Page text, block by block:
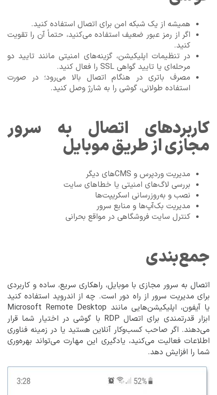
همیشه از یک شبکه امن برای اتصال استفاده کنید.
اگر از رمز عبور ضعیف استفاده می‌کنید، حتماً آن را تقویت
کنید.
در تنظیمات اپلیکیشن، گزینه‌های امنیتی مانند تایید دو
مرحله‌ای یا تایید گواهی SSL را فعال کنید.
مصرف باتری در هنگام اتصال بالا می‌رود؛ در صورت
استفاده طولانی، گوشی را به شارژ وصل کنید.
کاربردهای اتصال به سرور
مجازی از طریق موبایل
مدیریت وردپرس و CMSهای دیگر
بررسی لاگ‌های امنیتی یا خطاهای سایت
نصب و به‌روزرسانی اسکریپت‌ها
مدیریت بک‌آپ‌ها و منابع سرور
کنترل سایت فروشگاهی در مواقع بحرانی
جمع‌بندی
اتصال به سرور مجازی با موبایل، راهکاری سریع، ساده و کاربردی
برای مدیریت سرور از راه دور است. چه از اندروید استفاده کنید
یا آیفون، اپلیکیشن‌هایی مانند Microsoft Remote Desktop
ابزار قدرتمندی برای اتصال RDP با گوشی در اختیار شما قرار
می‌دهند. اگر صاحب کسب‌وکار آنلاین هستید یا در زمینه فناوری
اطلاعات فعالیت می‌کنید، یادگیری این مهارت می‌تواند بهره‌وری
شما را افزایش دهد.